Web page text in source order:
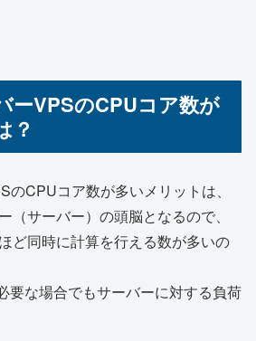
ーVPSのCPUコア数が
？
のCPUコア数が多いメリットは、
（サーバー）の頭脳となるので、
ど同時に計算を行える数が多いの
要な場合でもサーバーに対する負荷